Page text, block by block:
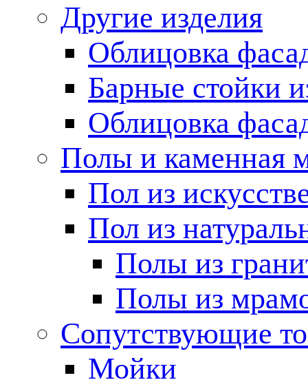
Другие изделия
Облицовка
Барные стойки
Облицовка
Полы и каменная
Пол из
Пол из
Полы из
Полы из
Сопутствующие
Мойки